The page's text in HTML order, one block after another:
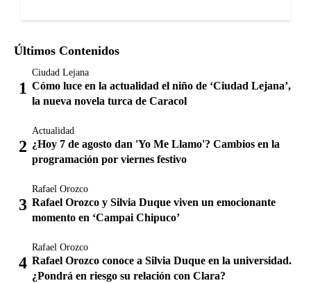
Últimos Contenidos
Ciudad Lejana
Cómo luce en la actualidad el niño de ‘Ciudad Lejana’,
la nueva novela turca de Caracol
Actualidad
¿Hoy 7 de agosto dan 'Yo Me Llamo'? Cambios en la
programación por viernes festivo
Rafael Orozco
Rafael Orozco y Silvia Duque viven un emocionante
momento en ‘Campai Chipuco’
Rafael Orozco
Rafael Orozco conoce a Silvia Duque en la universidad.
¿Pondrá en riesgo su relación con Clara?